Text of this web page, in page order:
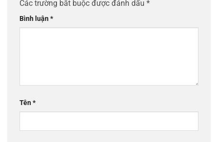
Các trường bắt buộc được đánh dấu *
Bình luận*
Tên*